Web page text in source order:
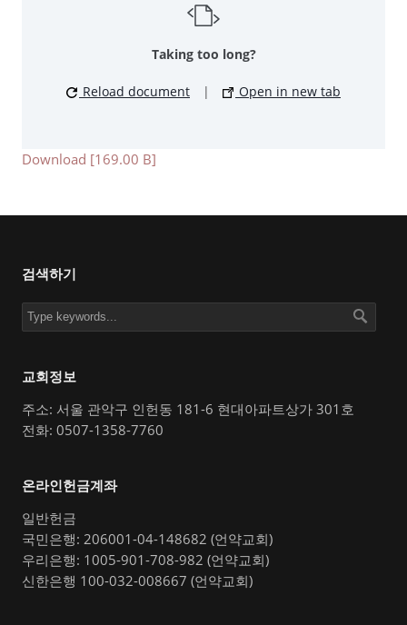
Taking too long?
Reload document | Open in new tab
Download [169.00 B]
검색하기
교회정보
주소: 서울 관악구 인헌동 181-6 현대아파트상가 301호
전화: 0507-1358-7760
온라인헌금계좌
일반헌금
국민은행: 206001-04-148682 (언약교회)
우리은행: 1005-901-708-982 (언약교회)
신한은행 100-032-008667 (언약교회)